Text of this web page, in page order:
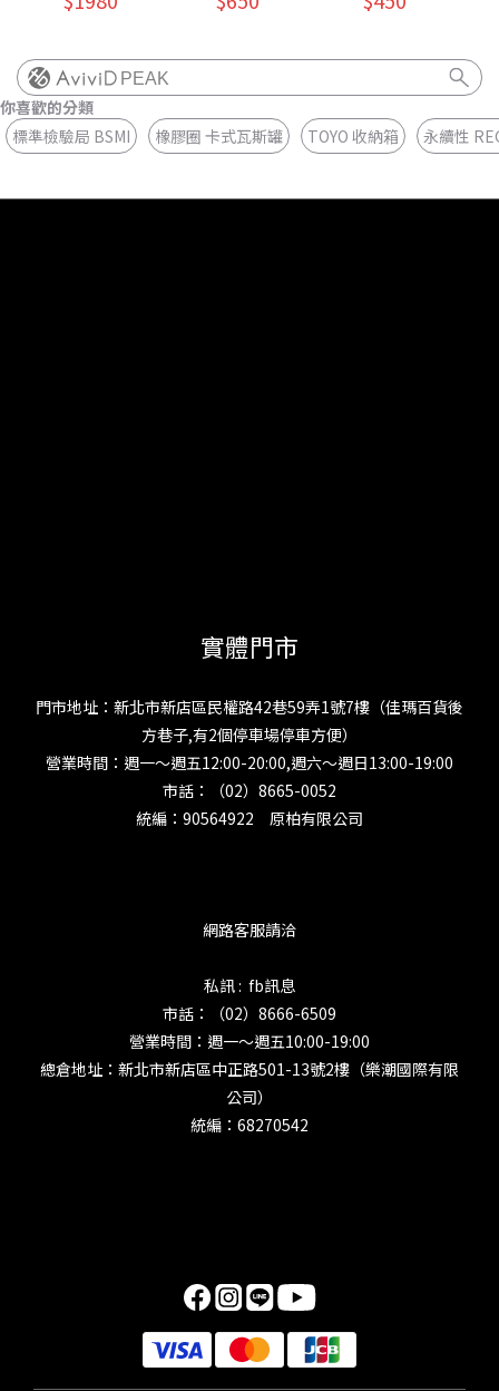
PEAK
你喜歡的分類
標準檢驗局 BSMI
橡膠圈 卡式瓦斯罐 TOYO 收納箱 永續性
實體門市
門市地址：新北市新店區民權路42巷59弄1號7樓（佳瑪百貨後
方巷子,有2個停車場停車方便）
營業時間：週一～週五12:00-20:00,週六～週日13:00-19:00
市話：（02）8665-0052
統編：90564922 原柏有限公司
網路客服請洽
私訊 : fb訊息
市話：（02）8666-6509
營業時間：週一～週五10:00-19:00
總倉地址：新北市新店區中正路501-13號2樓（樂潮國際有限
公司）
統編：68270542